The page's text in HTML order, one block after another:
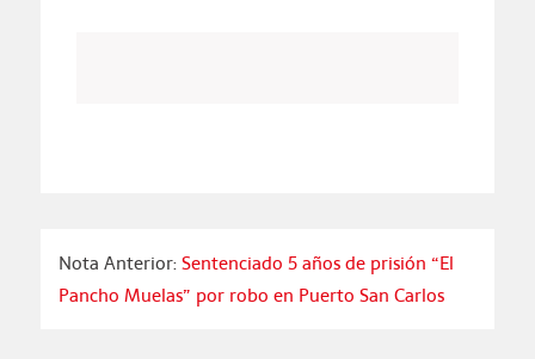
Nota Anterior:Sentenciado 5 años de prisión “El
Pancho Muelas” por robo en Puerto San Carlos